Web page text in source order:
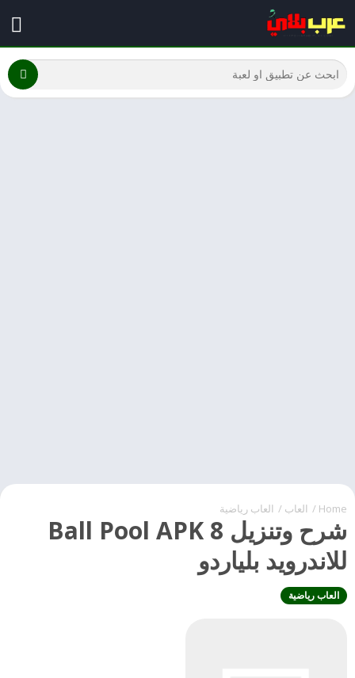
Home
/ العاب / العاب رياضية
شرح وتنزيل 8 Ball Pool APK
للاندرويد بلياردو
العاب رياضية